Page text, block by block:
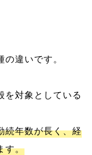
違いです。
を対象としている
続年数が長く、経
す。